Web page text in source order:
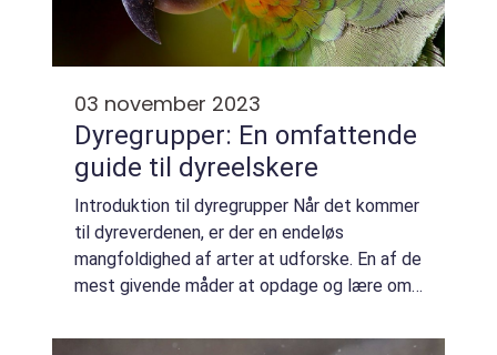
03 november 2023
Dyregrupper: En omfattende
guide til dyreelskere
Introduktion til dyregrupper Når det kommer
til dyreverdenen, er der en endeløs
mangfoldighed af arter at udforske. En af de
mest givende måder at opdage og lære om
tilhørsforhold til forskellige dyregrupper. Di...